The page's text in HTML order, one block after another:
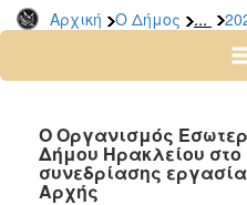
Αρχική Ο Δήμος ...
2026
2024
2022
2021
Ο Οργανισμός
Δήμου Ηρακλείου στο
συνεδρίασης
Αρχής